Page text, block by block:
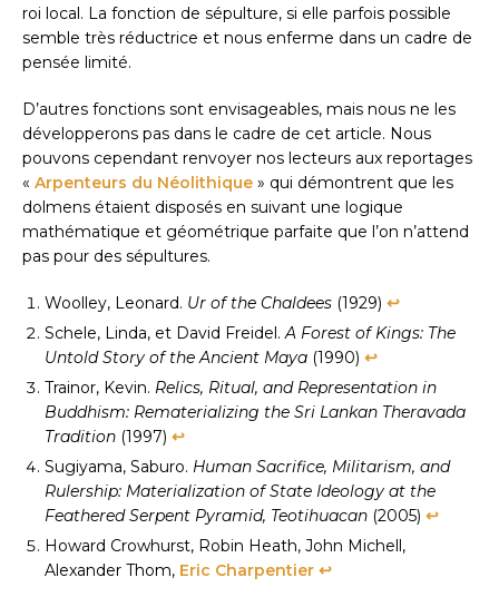
roi local. La fonction de sépulture, si elle parfois possible
semble très réductrice et nous enferme dans un cadre de
pensée limité.
D’autres fonctions sont envisageables, mais nous ne les
développerons pas dans le cadre de cet article. Nous
pouvons cependant renvoyer nos lecteurs aux reportages
« Arpenteurs du Néolithique » qui démontrent que les
dolmens étaient disposés en suivant une logique
mathématique et géométrique parfaite que l’on n’attend
pas pour des sépultures.
Woolley, Leonard. Ur of the Chaldees (1929) ↩︎
Schele, Linda, et David Freidel.A Forest of Kings: The
Untold Story of the Ancient Maya (1990) ↩︎
Trainor, Kevin. Relics, Ritual, and Representation in
Buddhism: Rematerializing the Sri Lankan Theravada
Tradition (1997) ↩︎
Sugiyama, Saburo. Human Sacrifice, Militarism, and
Rulership: Materialization of State Ideology at the
Feathered Serpent Pyramid, Teotihuacan (2005) ↩︎
Howard Crowhurst, Robin Heath, John Michell,
Alexander Thom, Eric Charpentier ↩︎